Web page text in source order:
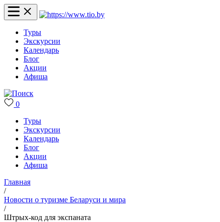
Туры
Экскурсии
Календарь
Блог
Акции
Афиша
0
Туры
Экскурсии
Календарь
Блог
Акции
Афиша
Главная
/
Новости о туризме Беларуси и мира
/
Штрых-код для экспаната